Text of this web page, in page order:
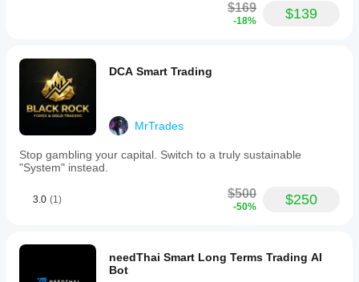
됩
$169
-18% $139
DCA Smart Trading
MrTrades
Stop gambling your capital. Switch to a truly sustainable
"System" instead.
3.0 (1) $500
-50% $250
needThai Smart Long Terms Trading AI
Bot